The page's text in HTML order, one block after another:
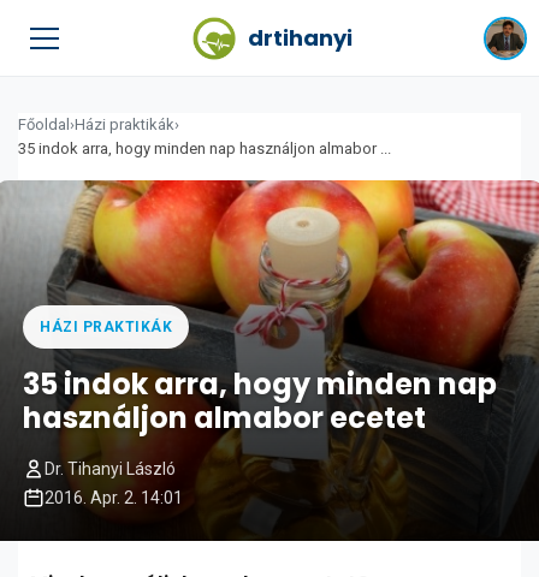
drtihanyi
Főoldal ›Házi praktikák›
35 indok arra, hogy minden nap használjon almabor ...
HÁZI PRAKTIKÁK
35 indok arra, hogy minden nap
használjon almabor ecetet
Dr. Tihanyi László
2016. Apr. 2. 14:01